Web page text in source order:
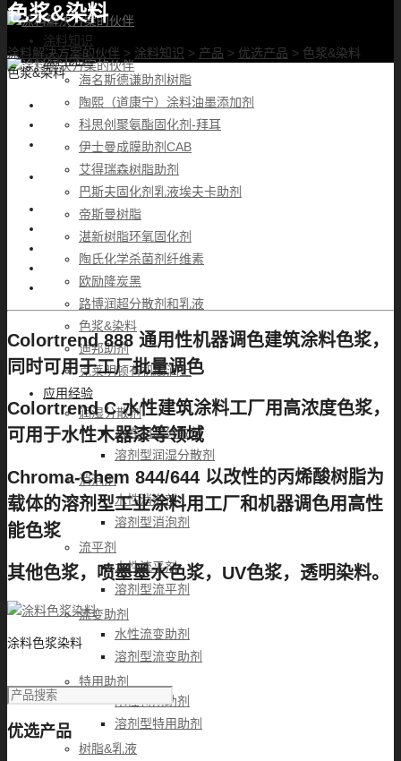
首页
涂料知识
涂料优选
海名斯德谦助剂树脂
陶熙（道康宁）涂料油墨添加剂
科思创聚氨酯固化剂-拜耳
伊士曼成膜助剂CAB
艾得瑞森树脂助剂
巴斯夫固化剂乳液埃夫卡助剂
帝斯曼树脂
湛新树脂环氧固化剂
陶氏化学杀菌剂纤维素
欧励隆炭黑
路博润超分散剂和乳液
色浆&染料
迪邦助剂
克莱明顿有机膨润土
应用经验
润湿分散剂
水性润湿分散剂
溶剂型润湿分散剂
消泡剂
水性消泡剂
溶剂型消泡剂
流平剂
水性流平剂
溶剂型流平剂
流变助剂
水性流变助剂
溶剂型流变助剂
特用助剂
水性特用助剂
溶剂型特用助剂
树脂&乳液
色浆&染料
涂料解决方案的伙伴 > 涂料知识 > 产品 > 优选产品 > 色浆&染料
色浆&染料
Colortrend 888 通用性机器调色建筑涂料色浆，
同时可用于工厂批量调色
Colortrend C 水性建筑涂料工厂用高浓度色浆，
可用于水性木器漆等领域
Chroma-Chem 844/644 以改性的丙烯酸树脂为
载体的溶剂型工业涂料用工厂和机器调色用高性
能色浆
其他色浆，喷墨墨水色浆，UV色浆，透明染料。
涂料色浆染料
优选产品